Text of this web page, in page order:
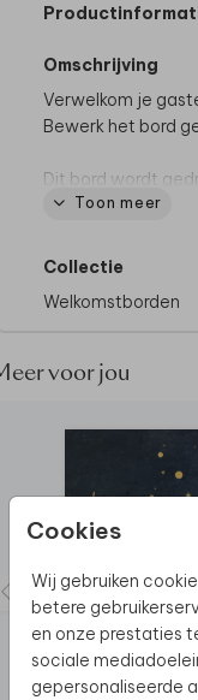
Cookies
Wij gebruiken
betere
en onze prestaties
sociale
gepersonaliseerde
Omschrijving
Verwelkom je
Bewerk het bord
Dit bord wordt
mm dik. Dit is een
schildersezel.
Toon meer
Collectie
Welkomstborden
voor jou